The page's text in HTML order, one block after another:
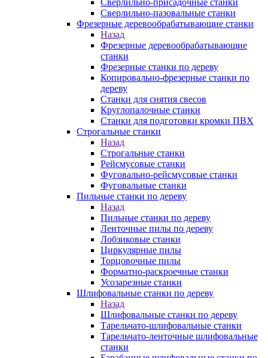
Сверлильно-присадочные станки
Сверлильно-пазовальные станки
Фрезерные деревообрабатывающие станки
Назад
Фрезерные деревообрабатывающие
станки
Фрезерные станки по дереву
Копировально-фрезерные станки по
дереву
Станки для снятия свесов
Круглопалочные станки
Станки для подготовки кромки ПВХ
Строгальные станки
Назад
Строгальные станки
Рейсмусовые станки
Фуговально-рейсмусовые станки
Фуговальные станки
Пильные станки по дереву
Назад
Пильные станки по дереву
Ленточные пилы по дереву
Лобзиковые станки
Циркулярные пилы
Торцовочные пилы
Форматно-раскроечные станки
Усозарезные станки
Шлифовальные станки по дереву
Назад
Шлифовальные станки по дереву
Тарельчато-шлифовальные станки
Тарельчато-ленточные шлифовальные
станки